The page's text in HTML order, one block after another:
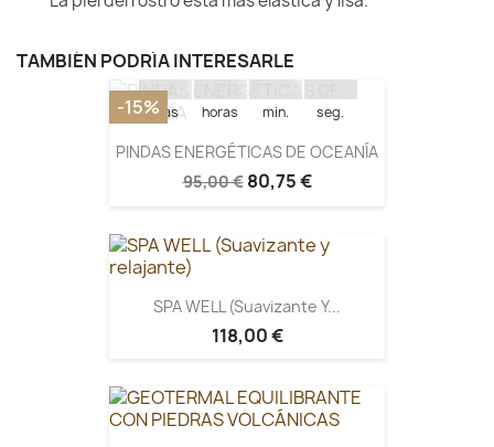
TAMBIÉN PODRÍA INTERESARLE
16
días
15
horas
10
min. seg.
PINDAS ENERGÉTICAS DE OCEANÍA
95,00 € 80,75 €
-15%
SPA WELL (Suavizante Y...
118,00 €